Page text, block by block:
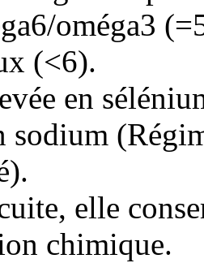
oméga3
(<6).
en
sodium
elle
chimique.